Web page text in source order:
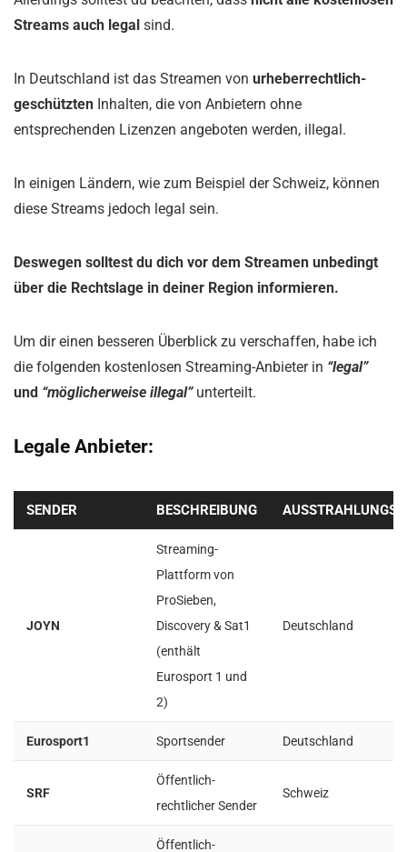
Streams auch legal sind.
In Deutschland ist das Streamen von urheberrechtlich-
geschützten Inhalten, die von Anbietern ohne
entsprechenden Lizenzen angeboten werden, illegal.
In einigen Ländern, wie zum Beispiel der Schweiz, können
diese Streams jedoch legal sein.
Deswegen solltest du dich vor dem Streamen unbedingt
über die Rechtslage in deiner Region informieren.
Um dir einen besseren Überblick zu verschaffen, habe ich
die folgenden kostenlosen Streaming-Anbieter in “legal”
und “möglicherweise illegal” unterteilt.
Legale Anbieter:
SENDER BESCHREIBUNG
JOYN
Streaming-
Plattform von
ProSieben,
Discovery & Sat1
(enthält
Eurosport 1 und
2)
Deutschland
Eurosport1 Sportsender Deutschland
SRF
Öffentlich-
rechtlicher Sender
Schweiz
Öffentlich-